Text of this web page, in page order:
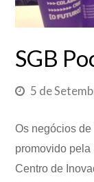
SGB
5 de
Os negócios
promovido pela
Centro de